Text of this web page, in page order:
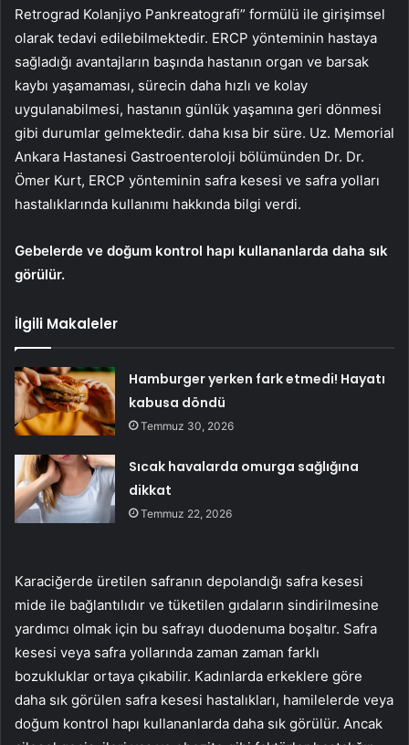
Retrograd Kolanjiyo Pankreatografi” formülü ile girişimsel
olarak tedavi edilebilmektedir. ERCP yönteminin hastaya
sağladığı avantajların başında hastanın organ ve barsak
kaybı yaşamaması, sürecin daha hızlı ve kolay
uygulanabilmesi, hastanın günlük yaşamına geri dönmesi
gibi durumlar gelmektedir. daha kısa bir süre. Uz. Memorial
Ankara Hastanesi Gastroenteroloji bölümünden Dr. Dr.
Ömer Kurt, ERCP yönteminin safra kesesi ve safra yolları
hastalıklarında kullanımı hakkında bilgi verdi.
Gebelerde ve doğum kontrol hapı kullananlarda daha sık
görülür.
İlgili Makaleler
Hamburger yerken fark etmedi! Hayatı
kabusa döndü
Temmuz 30, 2026
Sıcak havalarda omurga sağlığına
dikkat
Temmuz 22, 2026
Karaciğerde üretilen safranın depolandığı safra kesesi
mide ile bağlantılıdır ve tüketilen gıdaların sindirilmesine
yardımcı olmak için bu safrayı duodenuma boşaltır. Safra
kesesi veya safra yollarında zaman zaman farklı
bozukluklar ortaya çıkabilir. Kadınlarda erkeklere göre
daha sık görülen safra kesesi hastalıkları, hamilelerde veya
doğum kontrol hapı kullananlarda daha sık görülür. Ancak